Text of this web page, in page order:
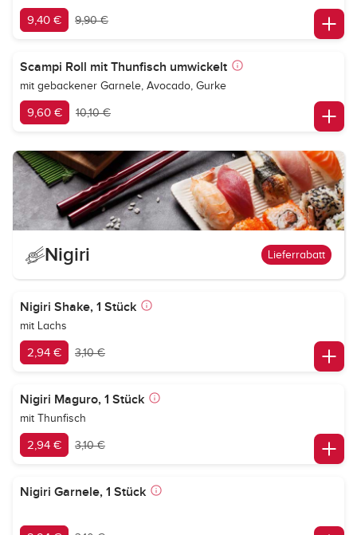
9,40 € 9,90 €
Scampi Roll mit Thunfisch umwickelt
mit gebackener Garnele, Avocado, Gurke
9,60 € 10,10 €
Nigiri Lieferrabatt
Nigiri Shake, 1 Stück
mit Lachs
2,94 € 3,10 €
Nigiri Maguro, 1 Stück
mit Thunfisch
2,94 € 3,10 €
Nigiri Garnele, 1 Stück